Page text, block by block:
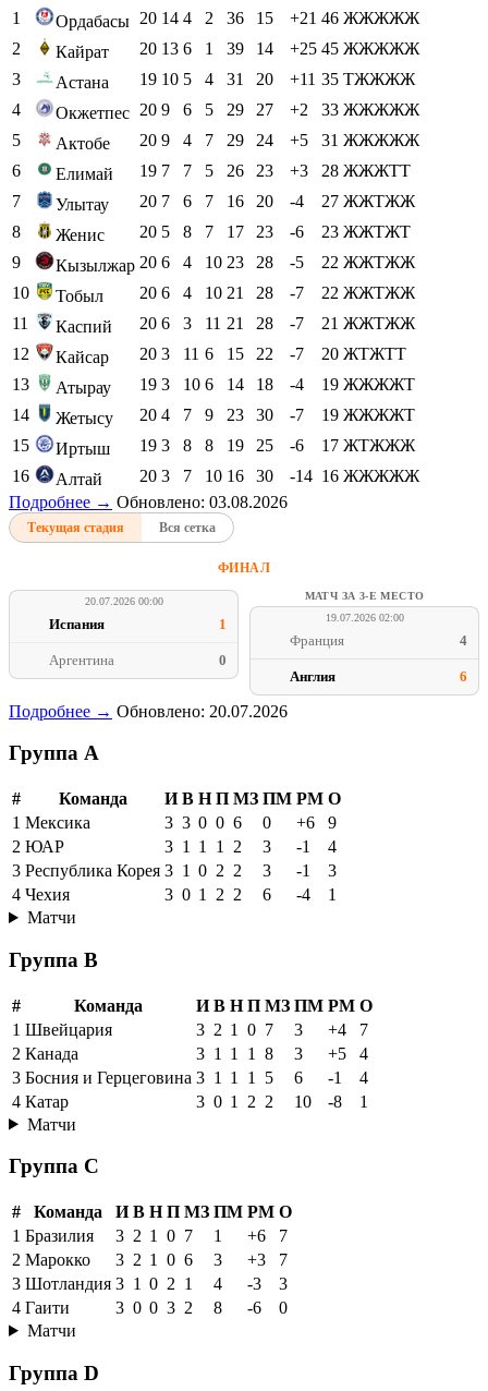
1 Ордабасы 20 14 4 2 36 15 +21 46 ЖЖЖЖЖ
2
Кайрат 20 13 6 1 39 14 +25 45 ЖЖЖЖЖ
3
Астана 19 10 5 4 31 20 +11 35 ТЖЖЖЖ
4
Окжетпес 20 9 6 5 29 27 +2 33 ЖЖЖЖЖ
5
Актобе 20 9 4 7 29 24 +5 31 ЖЖЖЖЖ
6
Елимай 19 7 7 5 26 23 +3 28 ЖЖЖТТ
7
Улытау 20 7 6 7 16 20 -4 27 ЖЖТЖЖ
8
Женис 20 5 8 7 17 23 -6 23 ЖЖТЖТ
9
Кызылжар 20 6 4 10 23 28 -5 22 ЖЖТЖЖ
10
Тобыл 20 6 4 10 21 28 -7 22 ЖЖТЖЖ
11
Каспий 20 6 3 11 21 28 -7 21 ЖЖТЖЖ
12
Кайсар 20 3 11 6 15 22 -7 20 ЖТЖТТ
13
Атырау 19 3 10 6 14 18 -4 19 ЖЖЖЖТ
14
Жетысу 20 4 7 9 23 30 -7 19 ЖЖЖЖТ
15
Иртыш 19 3 8 8 19 25 -6 17 ЖТЖЖЖ
16
Алтай 20 3 7 10 16 30 -14 16 ЖЖЖЖЖ
Подробнее → Обновлено: 03.08.2026
Текущая стадия Вся сетка
ФИНАЛ
20.07.2026 00:00
Испания 1
Аргентина 0
МАТЧ ЗА 3-Е МЕСТО
19.07.2026 02:00
Франция 4
Англия 6
Подробнее → Обновлено: 20.07.2026
Группа A
# Команда И В Н П МЗ ПМ РМ О
1 Мексика 3 3 0 0 6 0 +6
9
2 ЮАР 3 1 1 1 2 3 -1
4
3 Республика Корея 3 1 0 2 2 3 -1
3
4 Чехия 3 0 1 2 2 6 -4
1
Матчи
Группа B
# Команда И В Н П МЗ ПМ РМ О
1 Швейцария 3 2 1 0 7 3 +4
7
2 Канада 3 1 1 1 8 3 +5
4
3 Босния и Герцеговина 3 1 1 1 5 6 -1
4
4 Катар 3 0 1 2 2 10 -8
1
Матчи
Группа C
# Команда И В Н П МЗ ПМ РМ О
1 Бразилия 3 2 1 0 7 1 +6
7
2 Марокко 3 2 1 0 6 3 +3
7
3 Шотландия 3 1 0 2 1 4 -3
3
4 Гаити 3 0 0 3 2 8 -6
0
Матчи
Группа D